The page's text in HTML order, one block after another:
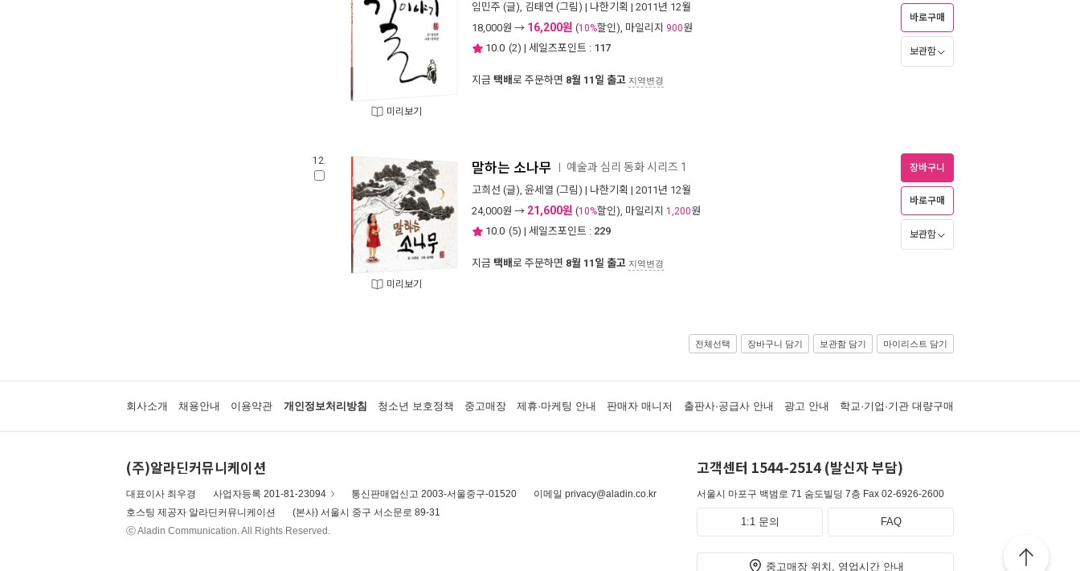
키다리 그림책
뜨인돌 그림책
우리시 그림책
고 녀석 맛있겠다 시리즈
기적의 파닉스
미리보기
임민주 (글), 김태연 (그림) | 나한기획 | 2011년 12월
18,000원 → 16,200원 (10%할인), 마일리지 900원
10.0 (2) | 세일즈포인트 : 117
지금 택배로 주문하면 8월 11일 출고 지역변경
바로구매
보관함
12.
미리보기
말하는 소나무 예술과 심리 동화 시리즈 1
고희선 (글), 윤세열 (그림) | 나한기획 | 2011년 12월
24,000원 → 21,600원 (10%할인), 마일리지 1,200원
10.0 (5) | 세일즈포인트 : 229
지금 택배로 주문하면 8월 11일 출고 지역변경
장바구니
바로구매
보관함
전체선택 장바구니 담기 보관함 담기 마이리스트 담기
회사소개 채용안내 이용약관 개인정보처리방침 청소년 보호정책 중고매장 제휴·마케팅 안내 판매자 매니저 출판사·공급사 안내 광고 안내 학교·기업·기관 대량구매
(주)알라딘커뮤니케이션
대표이사 최우경 사업자등록 201-81-23094 통신판매업신고 2003-서울중구-01520
이메일 privacy@aladin.co.kr
호스팅 제공자 알라딘커뮤니케이션
(본사) 서울시 중구 서소문로 89-31
ⓒ Aladin Communication. All Rights Reserved.
고객센터 1544-2514 (발신자 부담)
서울시 마포구 백범로 71 숨도빌딩 7층 Fax 02-6926-2600
1:1 문의 FAQ
중고매장 위치, 영업시간 안내